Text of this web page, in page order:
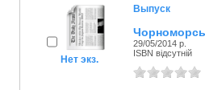
Нет экз.
Выпуск
29/05/2014 р.
ISBN відсутній